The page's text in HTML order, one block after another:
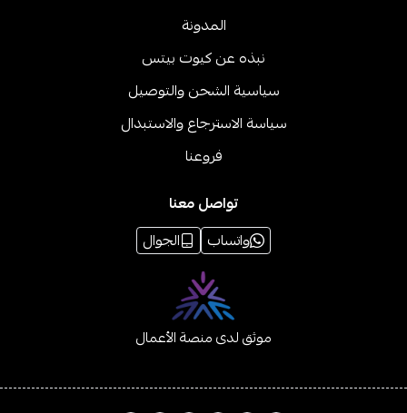
المدونة
نبذه عن كيوت بيتس
سياسية الشحن والتوصيل
سياسة الاسترجاع والاستبدال
فروعنا
تواصل معنا
واتساب
الجوال
موثق لدى منصة الأعمال